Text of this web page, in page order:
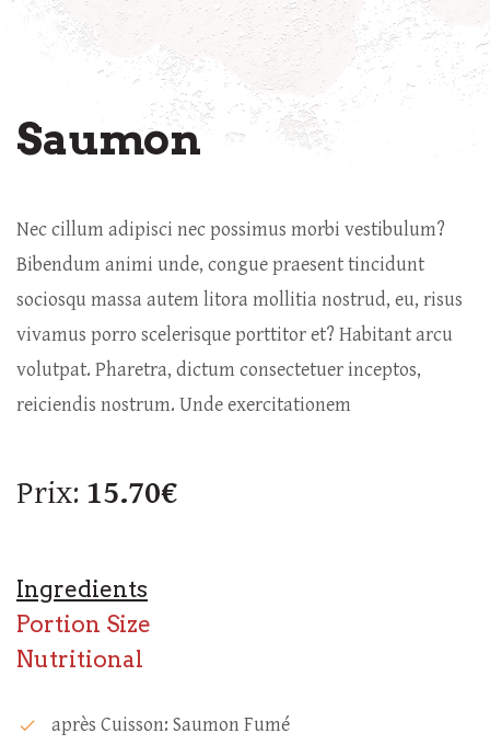
Saumon
Nec cillum adipisci nec possimus morbi vestibulum?
Bibendum animi unde, congue praesent tincidunt
sociosqu massa autem litora mollitia nostrud, eu, risus
vivamus porro scelerisque porttitor et? Habitant arcu
volutpat. Pharetra, dictum consectetuer inceptos,
reiciendis nostrum. Unde exercitationem
Prix: 15.70€
Ingredients
Portion Size
Nutritional
check Après Cuisson: Saumon Fumé